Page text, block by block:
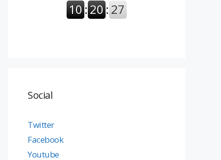
Social
Twitter
Facebook
Youtube